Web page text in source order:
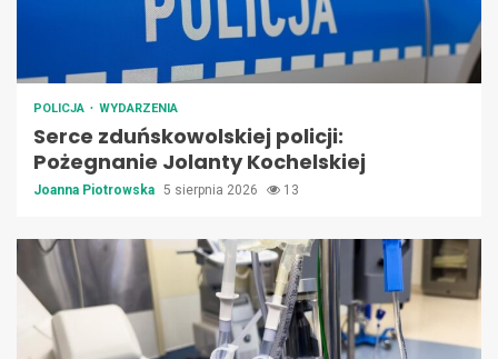
POLICJA WYDARZENIA
Serce zduńskowolskiej policji:
Pożegnanie Jolanty Kochelskiej
Joanna Piotrowska 5 sierpnia 2026 13